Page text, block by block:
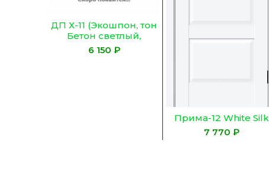
ДП Х-11 (Экошпон, тон
Бетон светлый,
Остекленное,
Сатинат)
₽
Прима-12 White Silk
₽